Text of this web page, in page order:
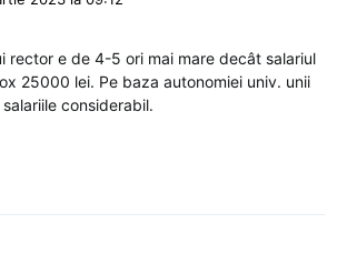
rector e de 4-5 ori mai mare decât salariul
25000 lei. Pe baza autonomiei univ. unii
considerabil.